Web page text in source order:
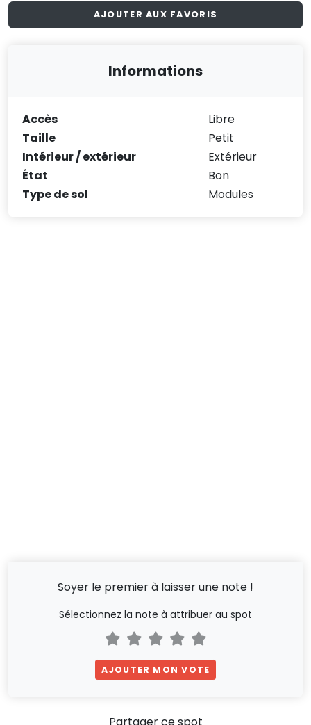
AJOUTER AUX FAVORIS
Informations
Accès
Libre
Taille
Petit
Intérieur / extérieur
Extérieur
État
Bon
Type de sol
Modules
Soyer le premier à laisser une note !
Sélectionnez la note à attribuer au spot
AJOUTER MON VOTE